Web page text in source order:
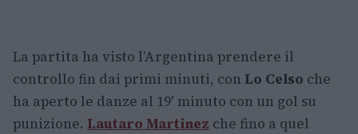
La partita ha visto l’Argentina prendere il
controllo fin dai primi minuti, con Lo Celso che
ha aperto le danze al 19′ minuto con un gol su
punizione. Lautaro Martinez che fino a quel